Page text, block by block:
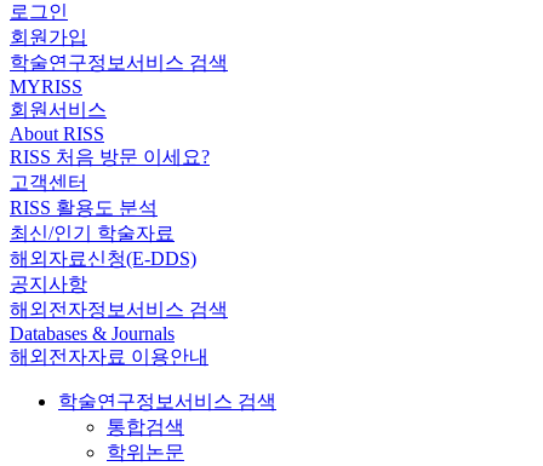
로그인
회원가입
학술연구정보서비스 검색
MYRISS
회원서비스
About RISS
RISS 처음 방문 이세요?
고객센터
RISS 활용도 분석
최신/인기 학술자료
해외자료신청(E-DDS)
공지사항
해외전자정보서비스 검색
Databases & Journals
해외전자자료 이용안내
학술연구정보서비스 검색
통합검색
학위논문